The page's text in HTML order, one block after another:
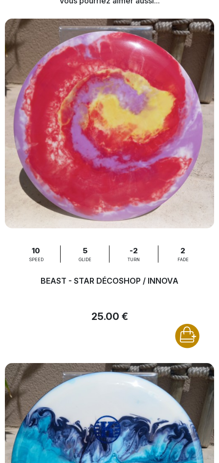
10
SPEED
5
GLIDE
-2
TURN
2
FADE
BEAST - STAR DÉCOSHOP / INNOVA
25.00 €